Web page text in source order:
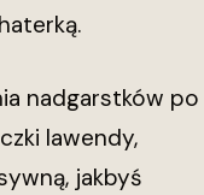
nadgarstków po
lawendy,
jakbyś